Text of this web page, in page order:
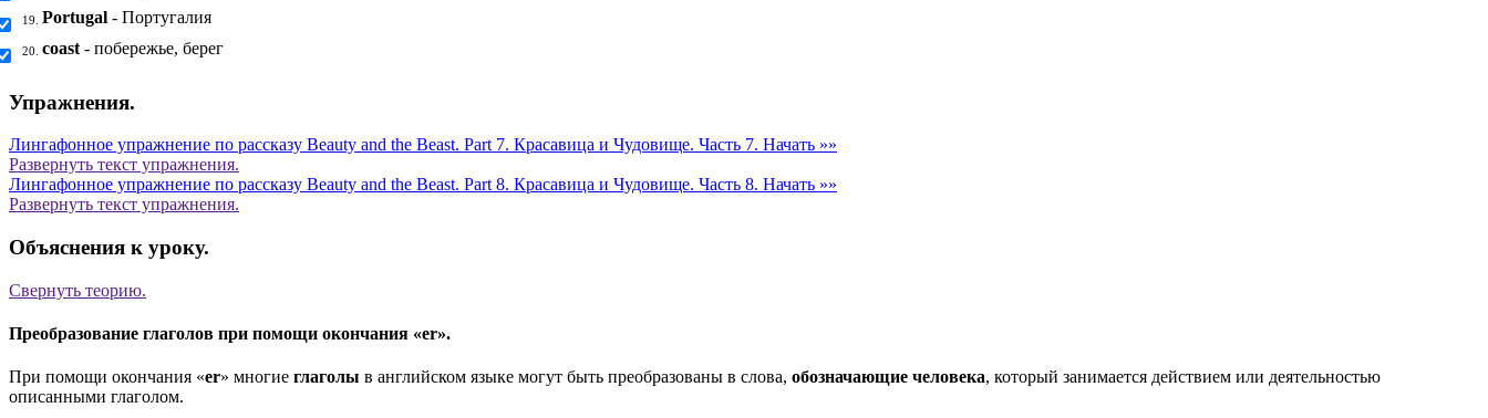
19. Portugal - Португалия
20. coast - побережье, берег
Упражнения.
Лингафонное упражнение по рассказу Beauty and the Beast. Part 7. Красавица и Чудовище. Часть 7. Начать »»
Развернуть текст упражнения.
Лингафонное упражнение по рассказу Beauty and the Beast. Part 8. Красавица и Чудовище. Часть 8. Начать »»
Развернуть текст упражнения.
Объяснения к уроку.
Свернуть теорию.
Преобразование глаголов при помощи окончания «er».
При помощи окончания «er» многие глаголы в английском языке могут быть преобразованы в слова, обозначающие человека, который занимается действием или деятельностью
описанными глаголом.